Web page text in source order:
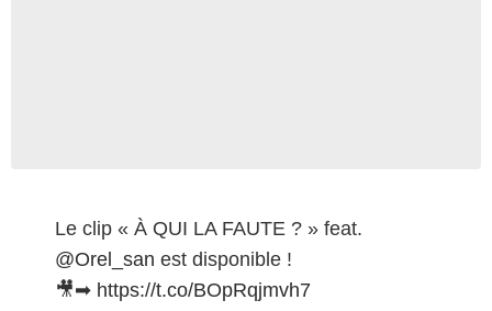
Le clip « À QUI LA FAUTE ? » feat.
@Orel_san est disponible !
🎥➡ https://t.co/BOpRqjmvh7